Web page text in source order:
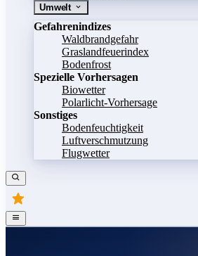
Umwelt
Gefahrenindizes
Waldbrandgefahr
Graslandfeuerindex
Bodenfrost
Spezielle Vorhersagen
Biowetter
Polarlicht-Vorhersage
Sonstiges
Bodenfeuchtigkeit
Luftverschmutzung
Flugwetter